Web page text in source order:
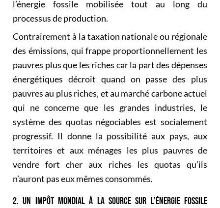
l’énergie fossile mobilisée tout au long du
processus de production.
Contrairement à la taxation nationale ou régionale
des émissions, qui frappe proportionnellement les
pauvres plus que les riches car la part des dépenses
énergétiques décroit quand on passe des plus
pauvres au plus riches, et au marché carbone actuel
qui ne concerne que les grandes industries, le
système des quotas négociables est socialement
progressif. Il donne la possibilité aux pays, aux
territoires et aux ménages les plus pauvres de
vendre fort cher aux riches les quotas qu’ils
n’auront pas eux mêmes consommés.
2. UN IMPÔT MONDIAL À LA SOURCE SUR L’ÉNERGIE FOSSILE